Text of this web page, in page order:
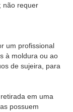
não requer
um profissional
à moldura ou ao
de sujeira, para
em uma
possuem